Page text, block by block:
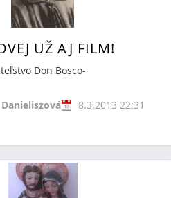
UŽ AJ FILM!
Don Bosco-
8.3.2013 22:31